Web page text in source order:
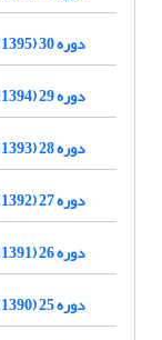
دوره 30 (1395)
دوره 29 (1394)
دوره 28 (1393)
دوره 27 (1392)
دوره 26 (1391)
دوره 25 (1390)